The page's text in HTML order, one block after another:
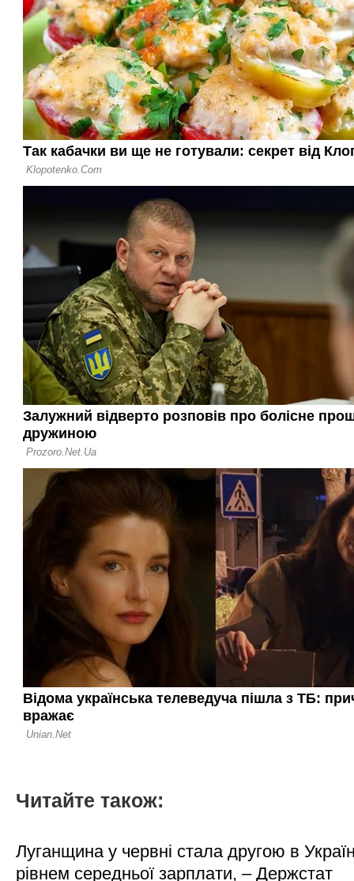
Читайте також:
Луганщина у червні стала другою в
рівнем середньої зарплати, – Держстат